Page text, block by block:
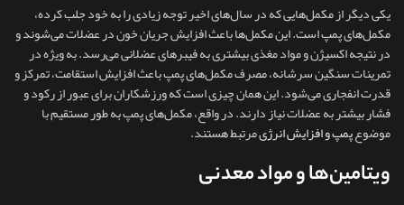
یکی دیگر از مکمل‌هایی که در سال‌های اخیر توجه زیادی را به خود جلب کرده،
مکمل‌های پمپ است. این مکمل‌ها باعث افزایش جریان خون در عضلات می‌شوند و
در نتیجه اکسیژن و مواد مغذی بیشتری به فیبرهای عضلانی می‌رسد. به‌ ویژه در
تمرینات سنگین سرشانه، مصرف مکمل‌های پمپ باعث افزایش استقامت، تمرکز و
قدرت انفجاری می‌شود. این همان چیزی است که ورزشکاران برای عبور از رکود و
فشار بیشتر به عضلات نیاز دارند. در واقع، مکمل‌های پمپ به‌ طور مستقیم با
موضوعپمپ و افزایش انرژیمرتبط هستند.
ویتامین‌ها و مواد معدنی